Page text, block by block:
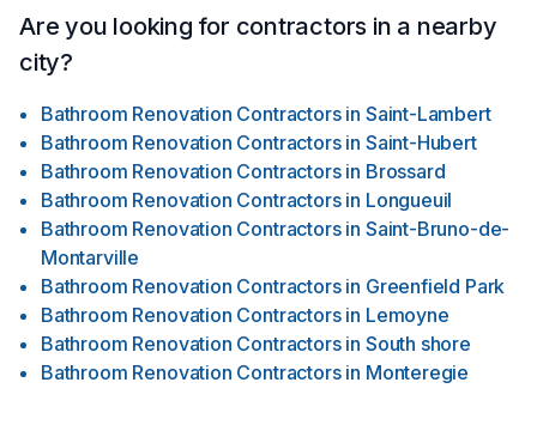
Are you looking for contractors in a nearby
city?
Bathroom Renovation Contractors in Saint-Lambert
Bathroom Renovation Contractors in Saint-Hubert
Bathroom Renovation Contractors in Brossard
Bathroom Renovation Contractors in Longueuil
Bathroom Renovation Contractors in Saint-Bruno-de-
Montarville
Bathroom Renovation Contractors in Greenfield Park
Bathroom Renovation Contractors in Lemoyne
Bathroom Renovation Contractors in South shore
Bathroom Renovation Contractors in Monteregie